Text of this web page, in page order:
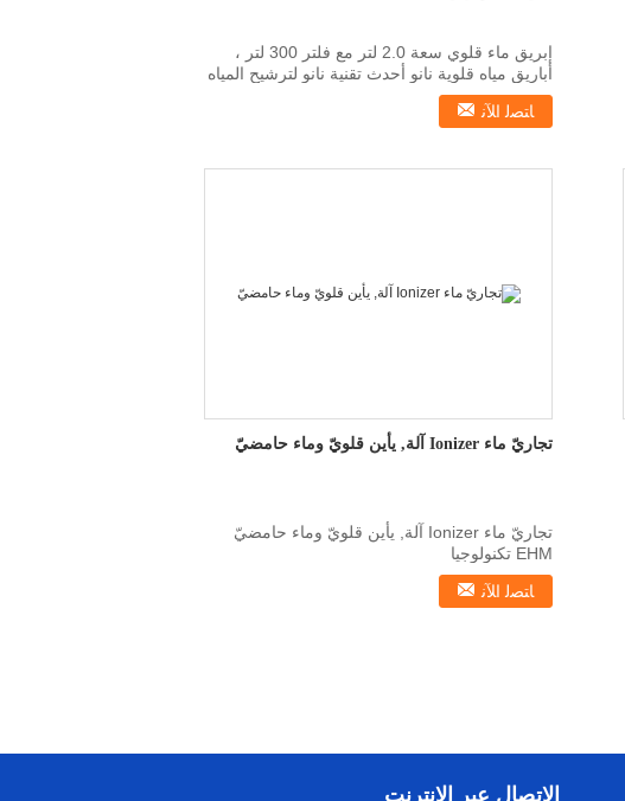
إبريق ماء قلوي سعة 2.0 لتر مع فلتر 300 لتر ،
أباريق مياه قلوية نانو أحدث تقنية نانو لترشيح المياه
ال...
ﺎﺘﺼﻟ ﺍﻶﻧ
تجاريّ ماء Ionizer آلة, يأين قلويّ وماء حامضيّ
تجاريّ ماء Ionizer آلة, يأين قلويّ وماء حامضيّ
EHM تكنولوجيا
عال_عالوون_عالية_عالية_عاليات_أعلى جديد ...
ﺎﺘﺼﻟ ﺍﻶﻧ
الاتصال عبر الإنترنت